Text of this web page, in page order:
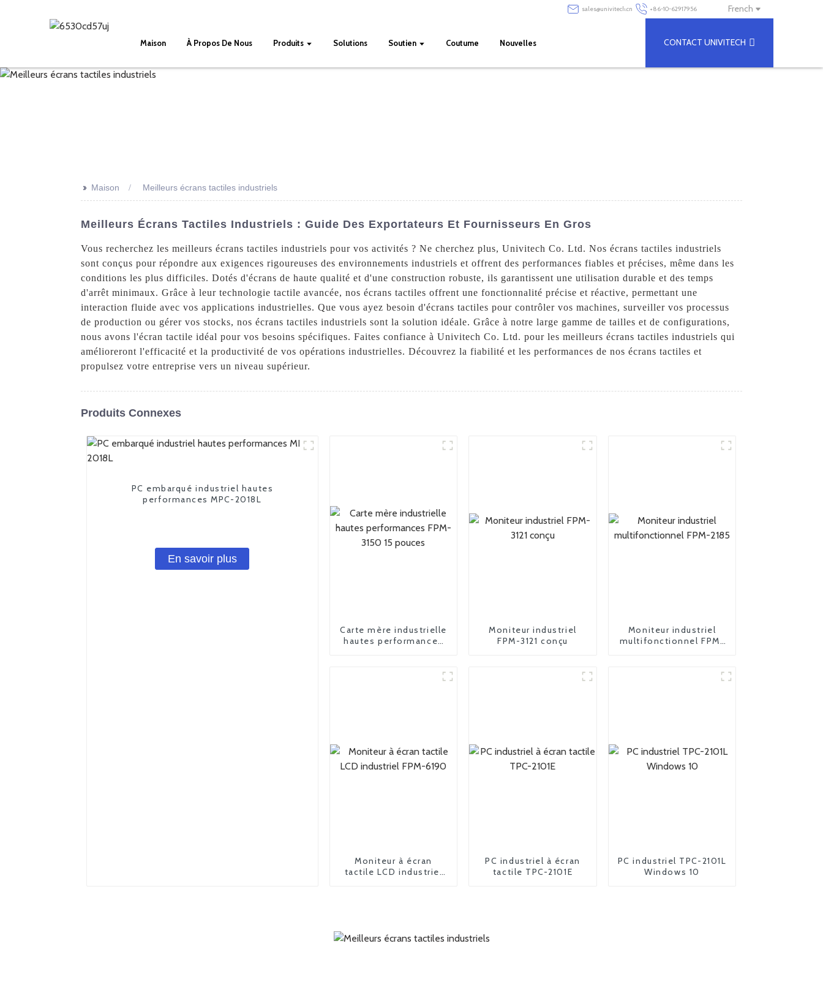
sales@univitech.cn +86-10-62917956 French
Maison À Propos De Nous Produits Solutions Soutien Coutume Nouvelles CONTACT UNIVITECH
>> Maison Meilleurs écrans tactiles industriels
Meilleurs Écrans Tactiles Industriels : Guide Des Exportateurs Et Fournisseurs En Gros
Vous recherchez les meilleurs écrans tactiles industriels pour vos activités ? Ne cherchez plus, Univitech Co. Ltd. Nos écrans tactiles industriels
sont conçus pour répondre aux exigences rigoureuses des environnements industriels et offrent des performances fiables et précises, même dans les
conditions les plus difficiles. Dotés d'écrans de haute qualité et d'une construction robuste, ils garantissent une utilisation durable et des temps
d'arrêt minimaux. Grâce à leur technologie tactile avancée, nos écrans tactiles offrent une fonctionnalité précise et réactive, permettant une
interaction fluide avec vos applications industrielles. Que vous ayez besoin d'écrans tactiles pour contrôler vos machines, surveiller vos processus
de production ou gérer vos stocks, nos écrans tactiles industriels sont la solution idéale. Grâce à notre large gamme de tailles et de configurations,
nous avons l'écran tactile idéal pour vos besoins spécifiques. Faites confiance à Univitech Co. Ltd. pour les meilleurs écrans tactiles industriels qui
amélioreront l'efficacité et la productivité de vos opérations industrielles. Découvrez la fiabilité et les performances de nos écrans tactiles et
propulsez votre entreprise vers un niveau supérieur.
Produits Connexes
PC embarqué industriel hautes
performances MPC-2018L
En savoir plus
Carte mère industrielle
hautes performances
Moniteur industriel
FPM-3121 conçu
Moniteur industriel
multifonctionnel FPM-
Moniteur à écran
tactile LCD industriel
PC industriel à écran
tactile TPC-2101E
PC industriel TPC-2101L
Windows 10